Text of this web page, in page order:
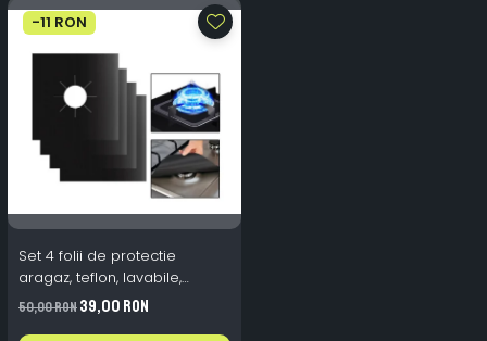
-11 RON
Set 4 folii de protectie
aragaz, teflon, lavabile,
reutilizabile, Negru/Gri
50,00 RON39,00 RON